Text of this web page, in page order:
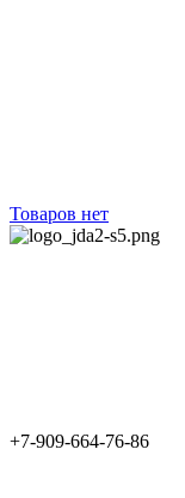
Товаров нет
+7-909-664-76-86